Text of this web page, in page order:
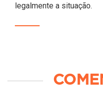
legalmente a situação.